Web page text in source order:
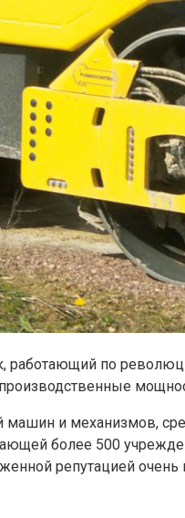
по
машин и механизмов,
более 500
репутацией